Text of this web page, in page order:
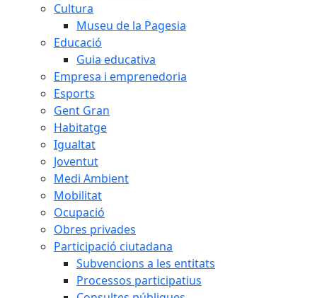
Cultura
Museu de la Pagesia
Educació
Guia educativa
Empresa i emprenedoria
Esports
Gent Gran
Habitatge
Igualtat
Joventut
Medi Ambient
Mobilitat
Ocupació
Obres privades
Participació ciutadana
Subvencions a les entitats
Processos participatius